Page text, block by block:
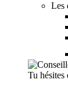
Les
Tu hésites